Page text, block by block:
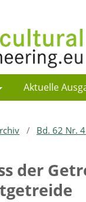
Aktuelle
/ Bd. 62 Nr.
der